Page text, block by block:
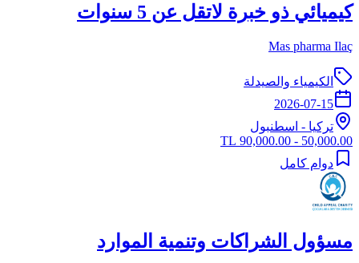
كيميائي ذو خبرة لاتقل عن 5 سنوات
Mas pharma Ilaç
الكيمياء والصيدلة
2026-07-15
تركيا - اسطنبول
50,000.00 - 90,000.00 TL
دوام كامل
مسؤول الشراكات وتنمية الموارد